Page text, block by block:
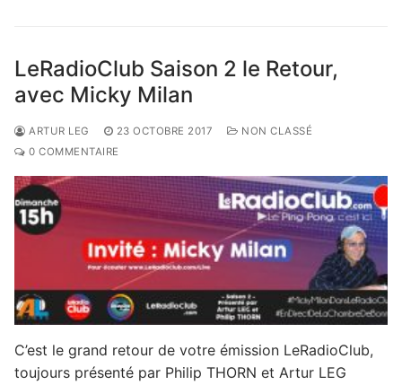
LeRadioClub Saison 2 le Retour,
avec Micky Milan
ARTUR LEG 23 OCTOBRE 2017
NON CLASSÉ
0 COMMENTAIRE
C’est le grand retour de votre émission LeRadioClub,
toujours présenté par Philip THORN et Artur LEG